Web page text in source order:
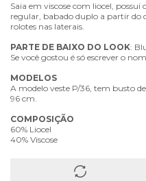
Saia em viscose com liocel,
regular, babado duplo a partir do
rolotes nas laterais.
PARTE DE BAIXO DO LOOK:
Se você gostou é só escrever o
MODELOS
A modelo veste P/36, tem busto
96 cm.
COMPOSIÇÃO
60% Liocel
40% Viscose